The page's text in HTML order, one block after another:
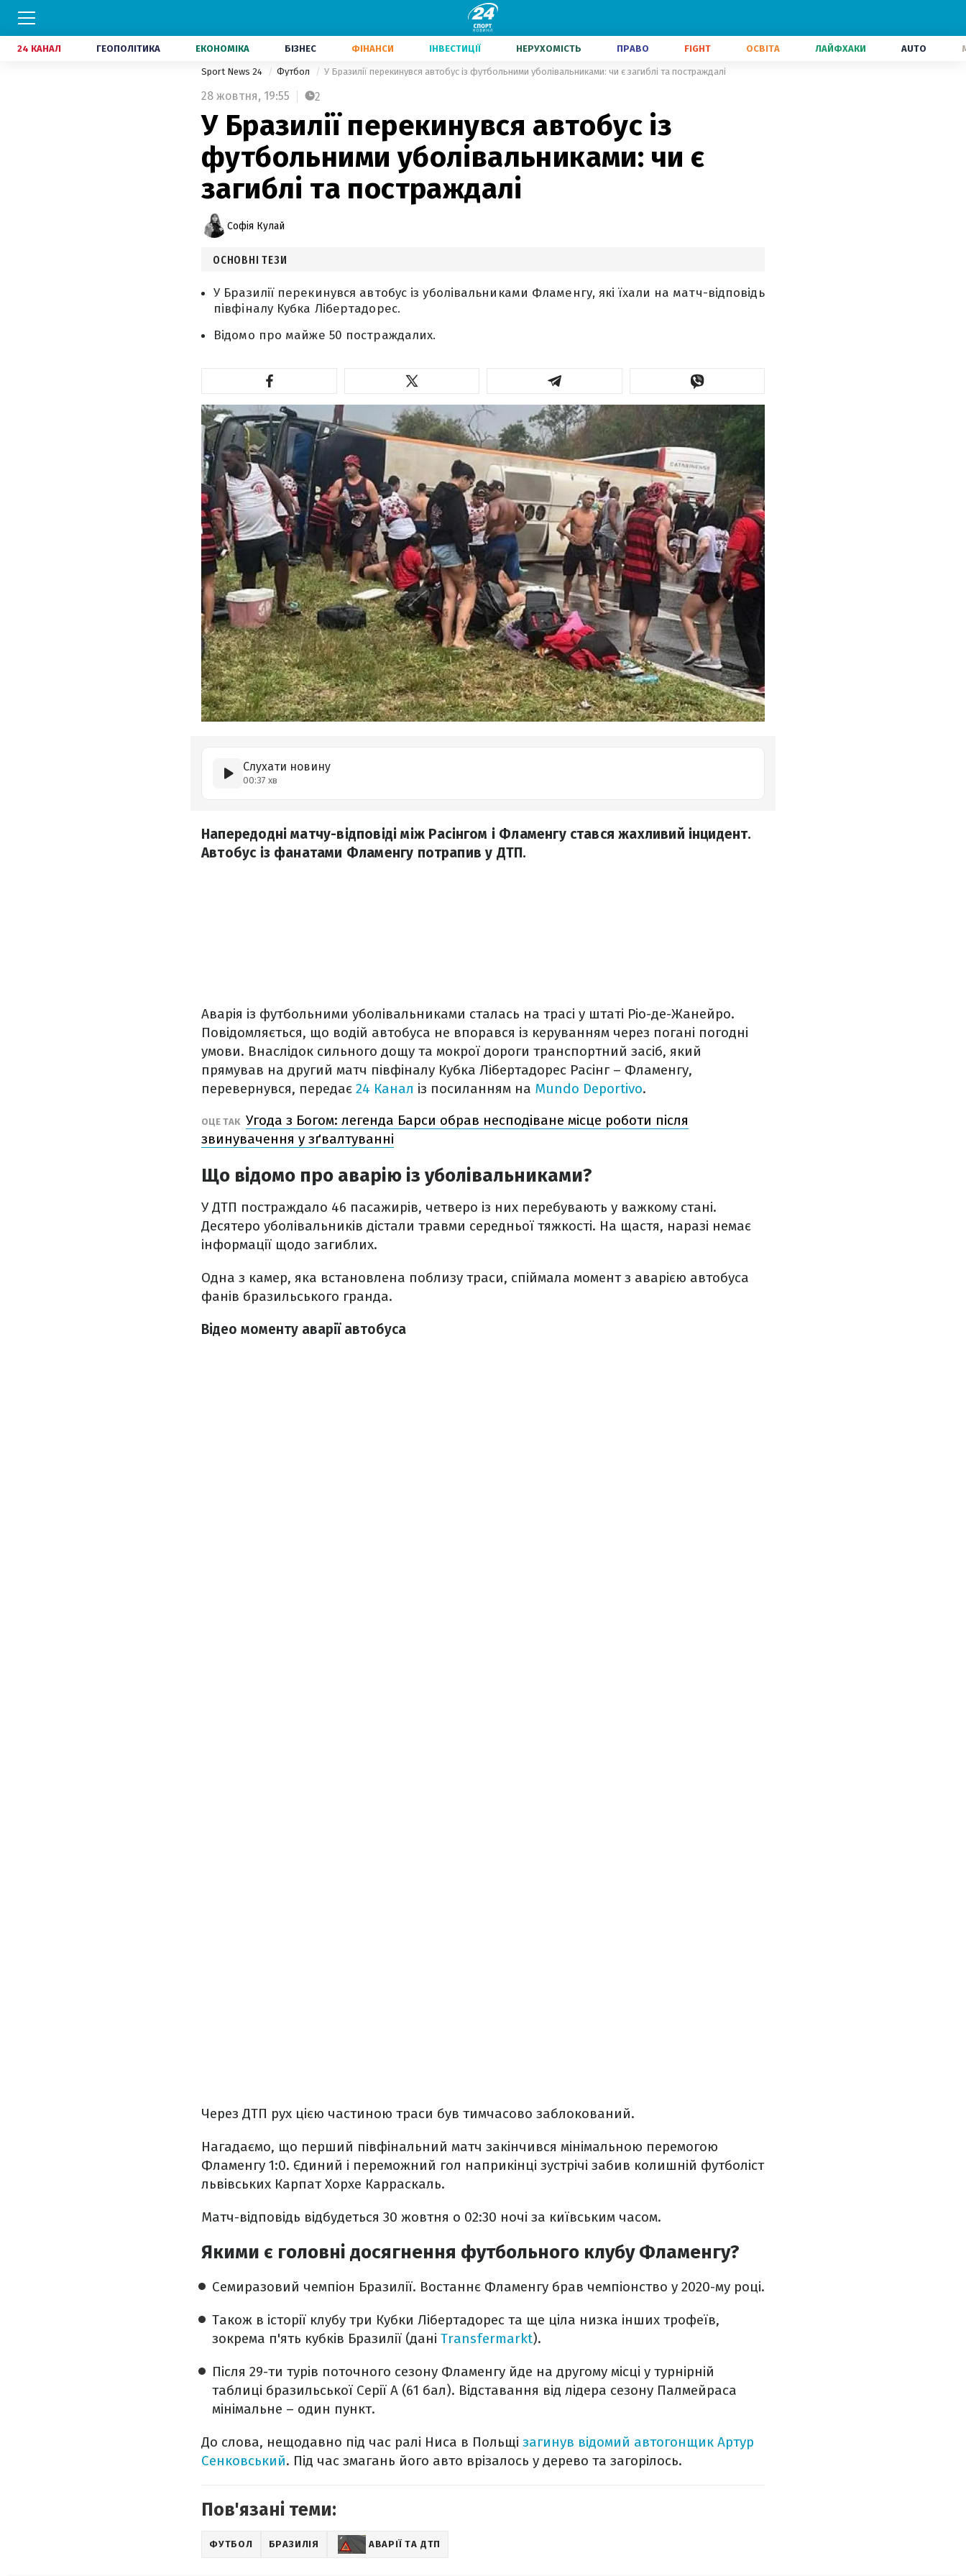
24 КАНАЛ ГЕОПОЛІТИКА ЕКОНОМІКА БІЗНЕС ФІНАНСИ ІНВЕСТИЦІЇ НЕРУХОМІСТЬ ПРАВО FIGHT ОСВІТА ЛАЙФХАКИ AUTO
Sport News 24 Футбол У Бразилії перекинувся автобус із футбольними уболівальниками: чи є загиблі та постраждалі
28 жовтня, 19:55 2
У Бразилії перекинувся автобус із
футбольними уболівальниками: чи є
загиблі та постраждалі
Софія Кулай
ОСНОВНІ ТЕЗИ
У Бразилії перекинувся автобус із уболівальниками Фламенгу, які їхали на матч-відповідь
півфіналу Кубка Лібертадорес.
Відомо про майже 50 постраждалих.
Слухати новину
00:37 хв
Напередодні матчу-відповіді між Расінгом і Фламенгу стався жахливий інцидент.
Автобус із фанатами Фламенгу потрапив у ДТП.
Аварія із футбольними уболівальниками сталась на трасі у штаті Ріо-де-Жанейро.
Повідомляється, що водій автобуса не впорався із керуванням через погані погодні
умови. Внаслідок сильного дощу та мокрої дороги транспортний засіб, який
прямував на другий матч півфіналу Кубка Лібертадорес Расінг – Фламенгу,
перевернувся, передає 24 Канал із посиланням на Mundo Deportivo.
ОЦЕ ТАК Угода з Богом: легенда Барси обрав несподіване місце роботи після
звинувачення у зґвалтуванні
Що відомо про аварію із уболівальниками?
У ДТП постраждало 46 пасажирів, четверо із них перебувають у важкому стані.
Десятеро уболівальників дістали травми середньої тяжкості. На щастя, наразі немає
інформації щодо загиблих.
Одна з камер, яка встановлена поблизу траси, спіймала момент з аварією автобуса
фанів бразильського гранда.
Відео моменту аварії автобуса
Через ДТП рух цією частиною траси був тимчасово заблокований.
Нагадаємо, що перший півфінальний матч закінчився мінімальною перемогою
Фламенгу 1:0. Єдиний і переможний гол наприкінці зустрічі забив колишній футболіст
львівських Карпат Хорхе Карраскаль.
Матч-відповідь відбудеться 30 жовтня о 02:30 ночі за київським часом.
Якими є головні досягнення футбольного клубу Фламенгу?
Семиразовий чемпіон Бразилії. Востаннє Фламенгу брав чемпіонство у 2020-му році.
Також в історії клубу три Кубки Лібертадорес та ще ціла низка інших трофеїв,
зокрема п'ять кубків Бразилії (дані Transfermarkt).
Після 29-ти турів поточного сезону Фламенгу йде на другому місці у турнірній
таблиці бразильської Серії А (61 бал). Відставання від лідера сезону Палмейраса
мінімальне – один пункт.
До слова, нещодавно під час ралі Ниса в Польщі загинув відомий автогонщик Артур
Сенковський. Під час змагань його авто врізалось у дерево та загорілось.
Пов'язані теми:
ФУТБОЛ БРАЗИЛІЯ АВАРІЇ ТА ДТП